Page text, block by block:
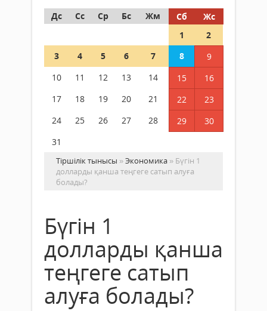
Дс
Сс Ср Бс Жм Сб
Жс
1
2
3
4 5 6 7 8
9
10
11 12 13 14 15
16
17
18 19 20 21 22
23
24
25 26 27 28 29
30
31
Тіршілік тынысы »Экономика » Бүгін 1
долларды қанша теңгеге сатып алуға
болады?
Бүгін 1
долларды қанша
теңгеге сатып
алуға болады?